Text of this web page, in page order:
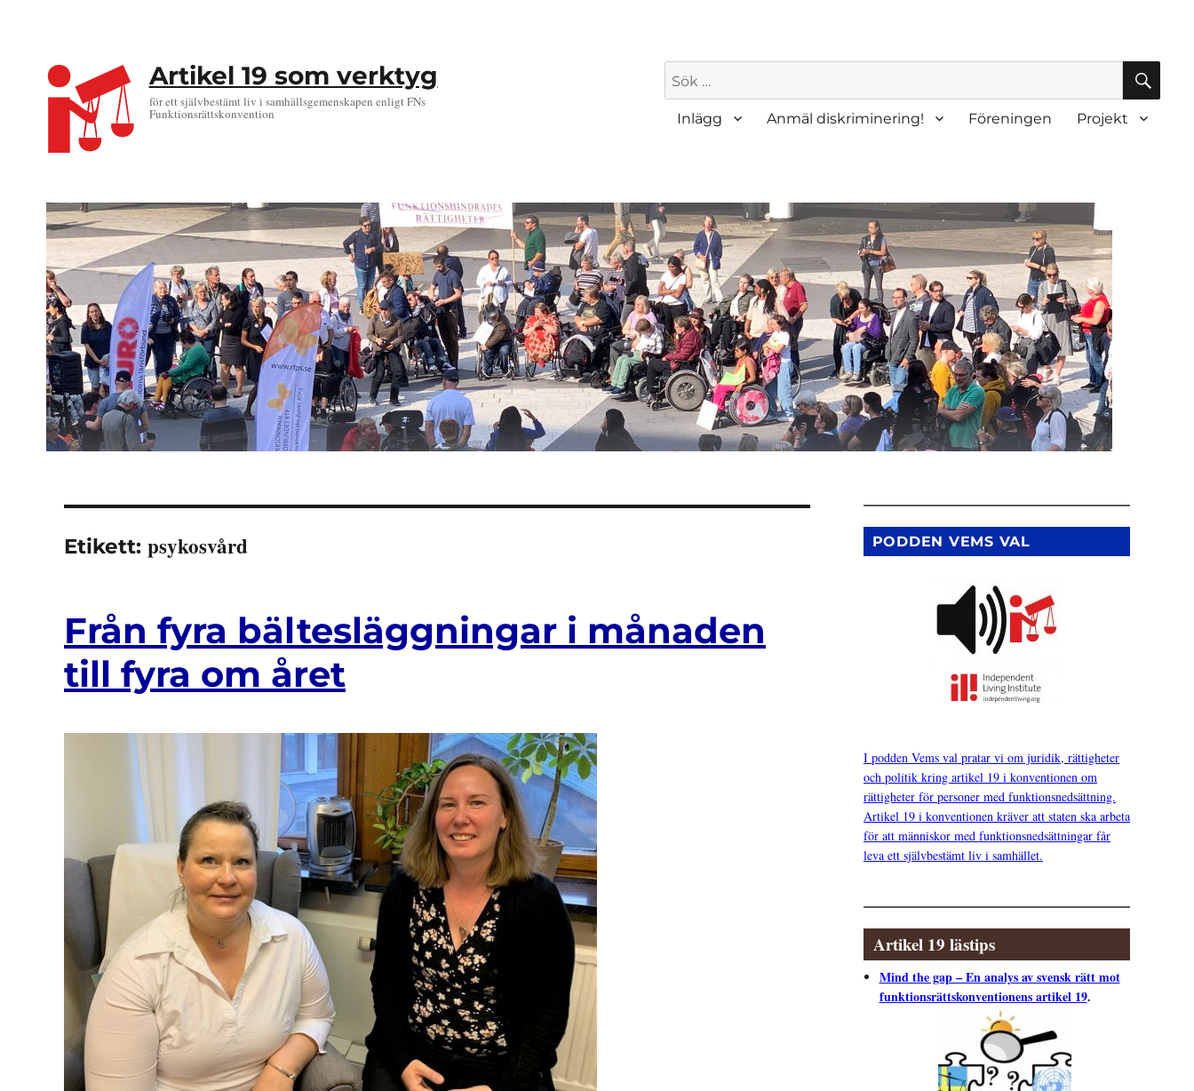
Artikel 19 som verktyg
för ett självbestämt liv i samhällsgemenskapen enligt FNs
Funktionsrättskonvention
Sök
efter:
SÖK
Inlägg Anmäl diskriminering! Föreningen Projekt
Etikett: psykosvård
Från fyra bältesläggningar i månaden
till fyra om året
PODDEN VEMS VAL
I podden Vems val pratar vi om juridik, rättigheter
och politik kring artikel 19 i konventionen om
rättigheter för personer med funktionsnedsättning.
Artikel 19 i konventionen kräver att staten ska arbeta
för att människor med funktionsnedsättningar får
leva ett självbestämt liv i samhället.
Artikel 19 lästips
Mind the gap – En analys av svensk rätt mot
funktionsrättskonventionens artikel 19.